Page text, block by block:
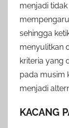
menjadi
sehingga
menyulitkan
kriteria yang
pada musim
menjadi
KACANG